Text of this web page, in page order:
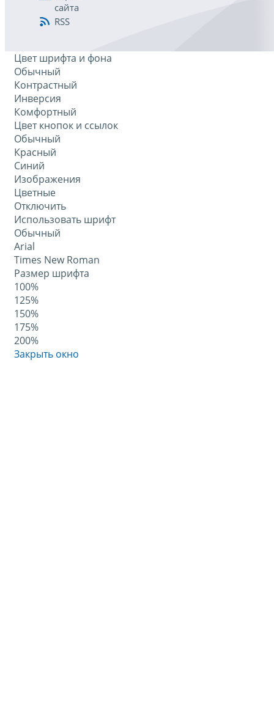
сайта
RSS
Цвет шрифта и фона
Обычный
Контрастный
Инверсия
Комфортный
Цвет кнопок и ссылок
Обычный
Красный
Синий
Изображения
Цветные
Отключить
Использовать шрифт
Обычный
Arial
Times New Roman
Размер шрифта
100%
125%
150%
175%
200%
Закрыть окно